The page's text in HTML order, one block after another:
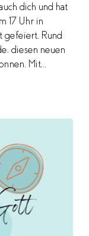
dich und hat
17 Uhr in
gefeiert. Rund
diesen neuen
Mit…